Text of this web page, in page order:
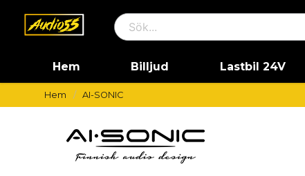
Hem Billjud Lastbil 24V
Hem AI-SONIC